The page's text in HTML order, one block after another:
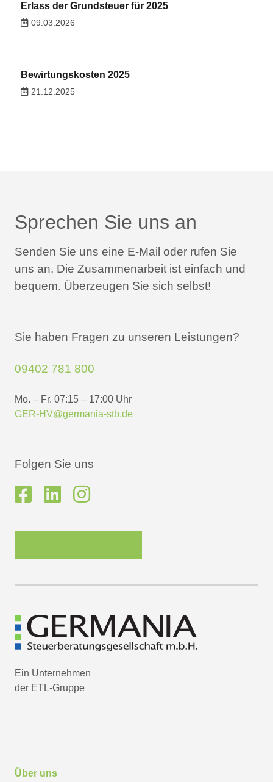
Erlass der Grundsteuer für 2025
09.03.2026
Bewirtungskosten 2025
21.12.2025
Sprechen Sie uns an
Senden Sie uns eine E-Mail oder rufen Sie
uns an. Die Zusammenarbeit ist einfach und
bequem. Überzeugen Sie sich selbst!
Sie haben Fragen zu unseren Leistungen?
09402 781 800
Mo. – Fr. 07:15 – 17:00 Uhr
GER-HV@germania-stb.de
Folgen Sie uns
Ein Unternehmen
der ETL-Gruppe
Über uns